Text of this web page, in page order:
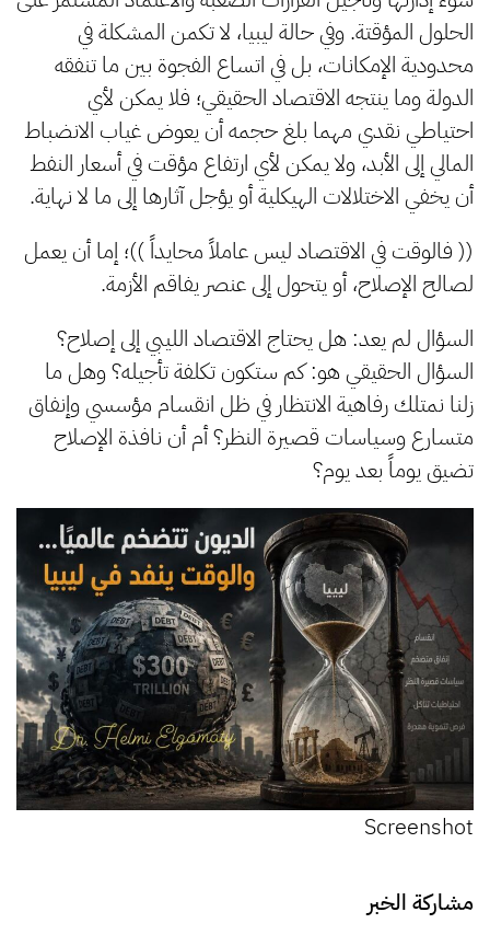
الحلول المؤقتة. وفي حالة ليبيا، لا تكمن المشكلة في
محدودية الإمكانات، بل في اتساع الفجوة بين ما تنفقه
الدولة وما ينتجه الاقتصاد الحقيقي؛ فلا يمكن لأي
احتياطي نقدي مهما بلغ حجمه أن يعوض غياب الانضباط
المالي إلى الأبد، ولا يمكن لأي ارتفاع مؤقت في أسعار النفط
أن يخفي الاختلالات الهيكلية أو يؤجل آثارها إلى ما لا نهاية.
(( فالوقت في الاقتصاد ليس عاملاً محايداً ))؛ إما أن يعمل
لصالح الإصلاح، أو يتحول إلى عنصر يفاقم الأزمة.
السؤال لم يعد: هل يحتاج الاقتصاد الليبي إلى إصلاح؟
السؤال الحقيقي هو: كم ستكون تكلفة تأجيله؟ وهل ما
زلنا نمتلك رفاهية الانتظار في ظل انقسام مؤسسي وإنفاق
متسارع وسياسات قصيرة النظر؟ أم أن نافذة الإصلاح
تضيق يوماً بعد يوم؟
Screenshot
مشاركة الخبر